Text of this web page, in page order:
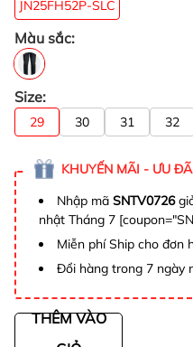
JN25FH52P-SLC
Màu sắc:
Size:
29 30 31 32
KHUYẾN MÃI - ƯU
Nhập mã SNTV0726
nhật Tháng 7
Miễn phí Ship cho đơn
Đổi hàng trong 7 ngày
THÊM VÀO